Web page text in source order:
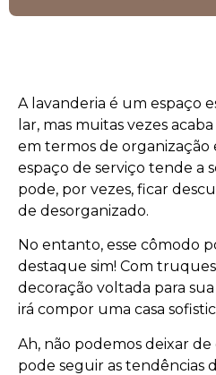
A lavanderia é um espaço
lar, mas muitas vezes
em termos de organização
espaço de serviço tende a
pode, por vezes, ficar
de desorganizado.
No entanto, esse cômodo
destaque sim! Com
decoração voltada para
irá compor uma casa
Ah, não podemos deixar
pode seguir as tendências